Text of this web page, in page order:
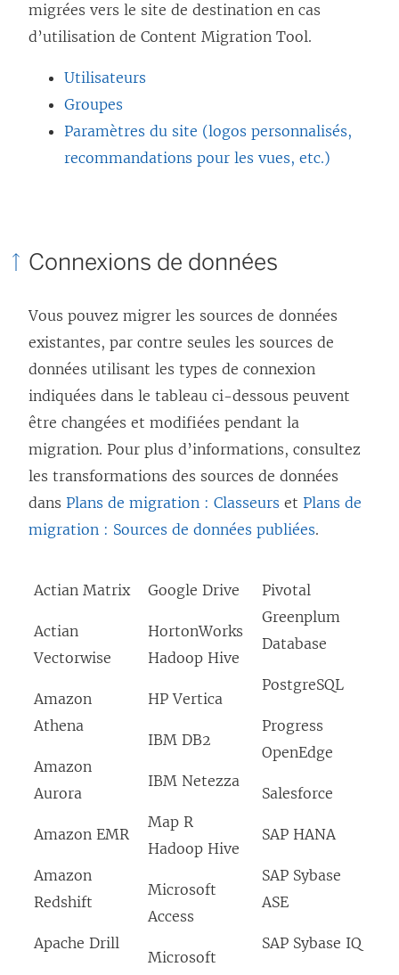
migrées vers le site de destination en cas
d’utilisation de Content Migration Tool.
Utilisateurs
Groupes
Paramètres du site (logos personnalisés,
recommandations pour les vues, etc.)
Connexions de données
Vous pouvez migrer les sources de données
existantes, par contre seules les sources de
données utilisant les types de connexion
indiquées dans le tableau ci-dessous peuvent
être changées et modifiées pendant la
migration. Pour plus d’informations, consultez
les transformations des sources de données
dans Plans de migration : Classeurs et Plans de
migration : Sources de données publiées.
Actian Matrix
Actian
Vectorwise
Amazon
Athena
Amazon
Aurora
Amazon EMR
Amazon
Redshift
Apache Drill
Google Drive
HortonWorks
Hadoop Hive
HP Vertica
IBM DB2
IBM Netezza
Map R
Hadoop Hive
Microsoft
Access
Microsoft
Pivotal
Greenplum
Database
PostgreSQL
Progress
OpenEdge
Salesforce
SAP HANA
SAP Sybase
ASE
SAP Sybase IQ